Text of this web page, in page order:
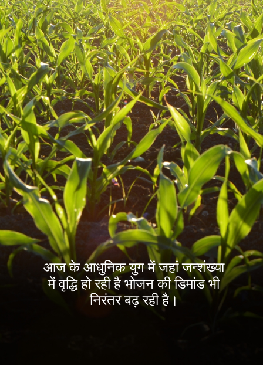
आज के आधुनिक युग में जहां जन्शंख्या
में वृद्धि हो रही है भोजन की डिमांड भी
निरंतर बढ़ रही है।